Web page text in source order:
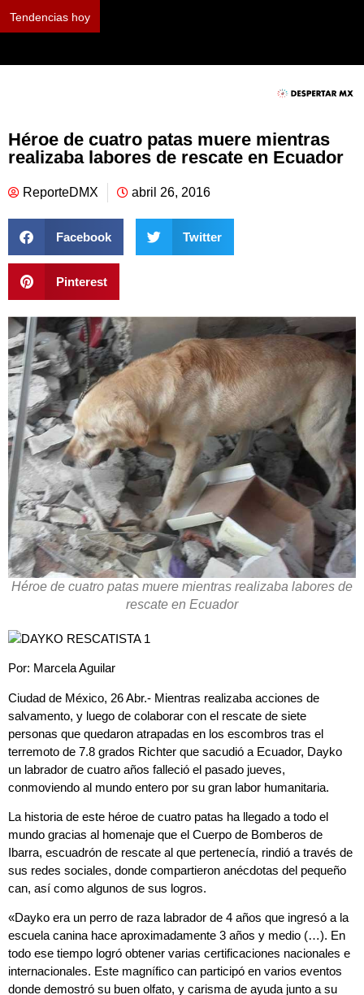
Tendencias hoy
Héroe de cuatro patas muere mientras
realizaba labores de rescate en Ecuador
ReporteDMX abril 26, 2016
Facebook Twitter
Pinterest
Héroe de cuatro patas muere mientras realizaba labores de
rescate en Ecuador
Por: Marcela Aguilar
Ciudad de México, 26 Abr.- Mientras realizaba acciones de
salvamento, y luego de colaborar con el rescate de siete
personas que quedaron atrapadas en los escombros tras el
terremoto de 7.8 grados Richter que sacudió a Ecuador, Dayko
un labrador de cuatro años falleció el pasado jueves,
conmoviendo al mundo entero por su gran labor humanitaria.
La historia de este héroe de cuatro patas ha llegado a todo el
mundo gracias al homenaje que el Cuerpo de Bomberos de
Ibarra, escuadrón de rescate al que pertenecía, rindió a través de
sus redes sociales, donde compartieron anécdotas del pequeño
can, así como algunos de sus logros.
«Dayko era un perro de raza labrador de 4 años que ingresó a la
escuela canina hace aproximadamente 3 años y medio (…). En
todo ese tiempo logró obtener varias certificaciones nacionales e
internacionales. Este magnífico can participó en varios eventos
donde demostró su buen olfato, y carisma de ayuda junto a su